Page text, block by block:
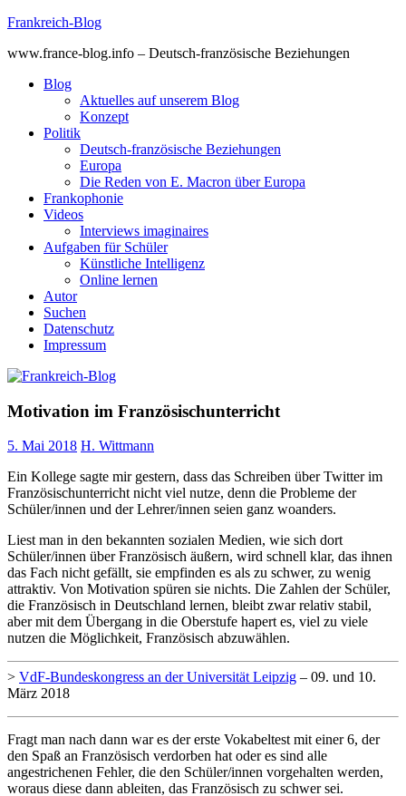
Skip
content
Frankreich-Blog
www.france-blog.info – Deutsch-französische Beziehungen
Blog
Aktuelles auf unserem Blog
Konzept
Politik
Deutsch-französische Beziehungen
Europa
Die Reden von E. Macron über Europa
Frankophonie
Videos
Interviews imaginaires
Aufgaben für Schüler
Künstliche Intelligenz
Online lernen
Autor
Suchen
Datenschutz
Impressum
Motivation im Französischunterricht
5. Mai 2018 H. Wittmann
Ein Kollege sagte mir gestern, dass das Schreiben über Twitter im
Französischunterricht nicht viel nutze, denn die Probleme der
Schüler/innen und der Lehrer/innen seien ganz woanders.
Liest man in den bekannten sozialen Medien, wie sich dort
Schüler/innen über Französisch äußern, wird schnell klar, das ihnen
das Fach nicht gefällt, sie empfinden es als zu schwer, zu wenig
attraktiv. Von Motivation spüren sie nichts. Die Zahlen der Schüler,
die Französisch in Deutschland lernen, bleibt zwar relativ stabil,
aber mit dem Übergang in die Oberstufe hapert es, viel zu viele
nutzen die Möglichkeit, Französisch abzuwählen.
> VdF-Bundeskongress an der Universität Leipzig – 09. und 10.
März 2018
Fragt man nach dann war es der erste Vokabeltest mit einer 6, der
den Spaß an Französisch verdorben hat oder es sind alle
angestrichenen Fehler, die den Schüler/innen vorgehalten werden,
woraus diese dann ableiten, das Französisch zu schwer sei.